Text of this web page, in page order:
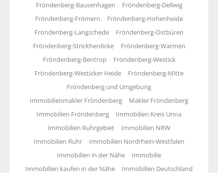
Fröndenberg-Bausenhagen
Fröndenberg-Dellwig
Fröndenberg-Frömern
Fröndenberg-Hohenheide
Fröndenberg-Langschede
Fröndenberg-Ostbüren
Fröndenberg-Strickherdicke
Fröndenberg-Warmen
Fröndenberg-Bentrop
Fröndenberg-Westick
Fröndenberg-Westicker Heide
Fröndenberg-Mitte
Fröndenberg und Umgebung
Immobilienmakler Fröndenberg
Makler Fröndenberg
Immobilien Fröndenberg
Immobilien Kreis Unna
Immobilien Ruhrgebiet
Immobilien NRW
Immobilien Ruhr
Immobilien Nordrhein-Westfalen
Immobilien in der Nähe
Immobilie
Immobilien kaufen in der Nähe
Immobilien Deutschland